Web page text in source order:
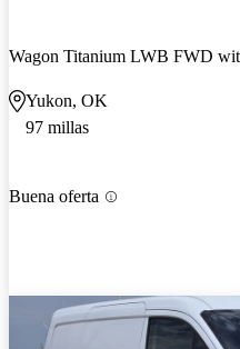
Wagon Titanium LWB FWD
Yukon, OK
97 millas
Buena oferta